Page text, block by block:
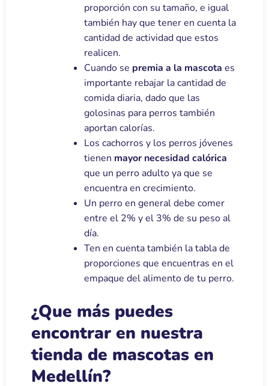
proporción con su tamaño, e igual
también hay que tener en cuenta la
cantidad de actividad que estos
realicen.
Cuando se premia a la mascota es
importante rebajar la cantidad de
comida diaria, dado que las
golosinas para perros también
aportan calorías.
Los cachorros y los perros jóvenes
tienen mayor necesidad calórica
que un perro adulto ya que se
encuentra en crecimiento.
Un perro en general debe comer
entre el 2% y el 3% de su peso al
día.
Ten en cuenta también la tabla de
proporciones que encuentras en el
empaque del alimento de tu perro.
¿Que más puedes
encontrar en nuestra
tienda de mascotas en
Medellín?